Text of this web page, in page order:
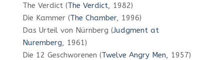
The Verdict (The Verdict, 1982)
Die Kammer (The Chamber, 1996)
Das Urteil von Nürnberg (Judgment at
Nuremberg, 1961)
Die 12 Geschworenen (Twelve Angry Men, 1957)